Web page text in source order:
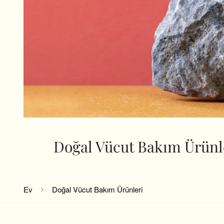
Doğal Vücut Bakım
Ev Doğal Vücut Bakım Ürünleri